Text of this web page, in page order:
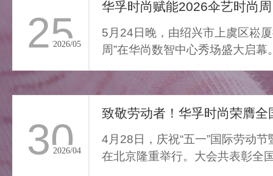
家门，我们亟需“能裹住情
绪”的柔色。家居服将“家的温
柔结界”缝进每寸面料，无需
逃离，换上这身柔雾，便能
让外界紧绷沉进居家软意，
呼吸慢下来，让家成为接住
所有情绪的栖居地。
25
2026/05
华孚时尚赋能2026伞艺时尚
5月24日晚，由绍兴市上虞区崧
周”在华尚数智中心秀场盛大启幕
30
2026/04
致敬劳动者！华孚时尚荣膺
4月28日，庆祝“五一”国际劳动
在北京隆重举行。大会共表彰全